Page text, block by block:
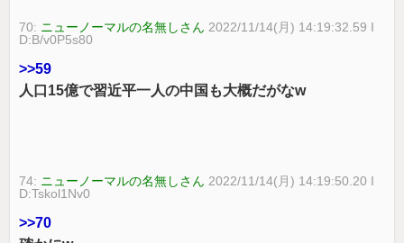
70: ニューノーマルの名無しさん 2022/11/14(月) 14:19:32.59 I
D:B/v0P5s80
>>59
人口15億で習近平一人の中国も大概だがなw
74: ニューノーマルの名無しさん 2022/11/14(月) 14:19:50.20 I
D:Tskol1Nv0
>>70